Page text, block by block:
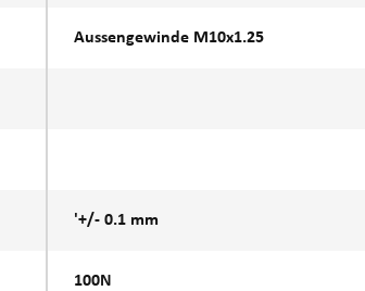
Aussengewinde M10x1.25
'+/- 0.1 mm
100N